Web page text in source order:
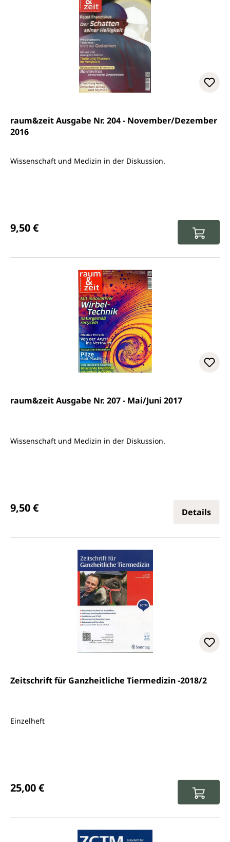
raum&zeit Ausgabe Nr. 204 - November/Dezember
2016
Wissenschaft und Medizin in der Diskussion.
9,50 €
raum&zeit Ausgabe Nr. 207 - Mai/Juni 2017
Wissenschaft und Medizin in der Diskussion.
9,50 € Details
Zeitschrift für Ganzheitliche Tiermedizin -2018/2
Einzelheft
25,00 €